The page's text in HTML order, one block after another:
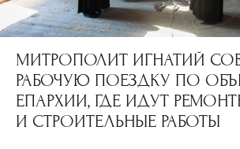
МИТРОПОЛИТ ИГНАТИЙ
РАБОЧУЮ ПОЕЗДКУ ПО
ЕПАРХИИ, ГДЕ ИДУТ
И СТРОИТЕЛЬНЫЕ РАБОТЫ